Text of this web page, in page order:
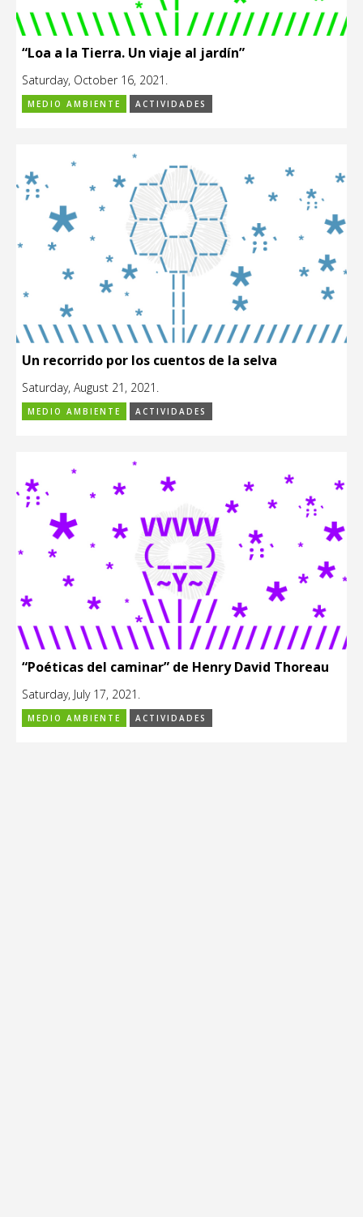
“Loa a la Tierra. Un viaje al jardín”
Saturday, October 16, 2021.
MEDIO AMBIENTE ACTIVIDADES
Un recorrido por los cuentos de la selva
Saturday, August 21, 2021.
MEDIO AMBIENTE ACTIVIDADES
“Poéticas del caminar” de Henry David Thoreau
Saturday, July 17, 2021.
MEDIO AMBIENTE ACTIVIDADES